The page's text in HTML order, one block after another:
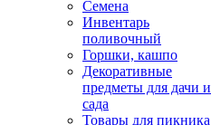
Семена
Инвентарь
поливочный
Горшки, кашпо
Декоративные
предметы для дачи и
сада
Товары для пикника